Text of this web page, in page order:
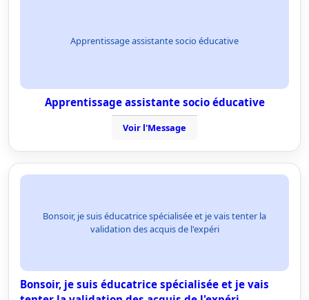
Apprentissage assistante socio éducative
Apprentissage assistante socio éducative
Voir l'Message
Bonsoir, je suis éducatrice spécialisée et je vais tenter la
validation des acquis de l'expéri
Bonsoir, je suis éducatrice spécialisée et je vais